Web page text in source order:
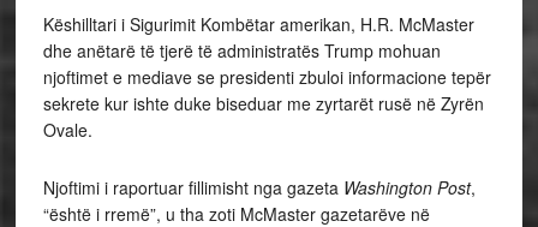
Këshilltari i Sigurimit Kombëtar amerikan, H.R. McMaster
dhe anëtarë të tjerë të administratës Trump mohuan
njoftimet e mediave se presidenti zbuloi informacione tepër
sekrete kur ishte duke biseduar me zyrtarët rusë në Zyrën
Ovale.
Njoftimi i raportuar fillimisht nga gazeta Washington Post,
“është i rremë”, u tha zoti McMaster gazetarëve në